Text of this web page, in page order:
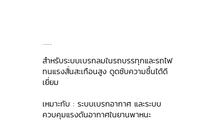
JLAB-6 Molecular Sieve
สำหรับระบบเบรกลมในรถบรรทุกและรถไฟ
ทนแรงสั่นสะเทือนสูง ดูดซับความชื้นได้ดี
เยี่ยม
เหมาะกับ : ระบบเบรกอากาศ และระบบ
ควบคุมแรงดันอากาศในยานพาหนะ